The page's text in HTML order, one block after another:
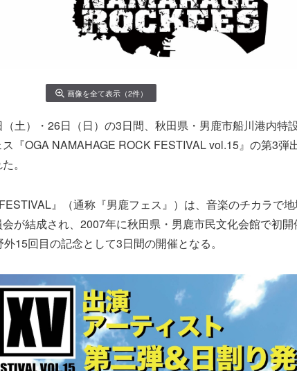
画像を全て表示（2件）
土）・26日（日）の3日間、秋田県・男鹿市船川港内特
『OGA NAMAHAGE ROCK FESTIVAL vol.15』の第3弾
。
』（通称『男鹿フェス』）は、音楽のチカラで地
が結成され、2007年に秋田県・男鹿市民文化会館で初
15回目の記念として3日間の開催となる。